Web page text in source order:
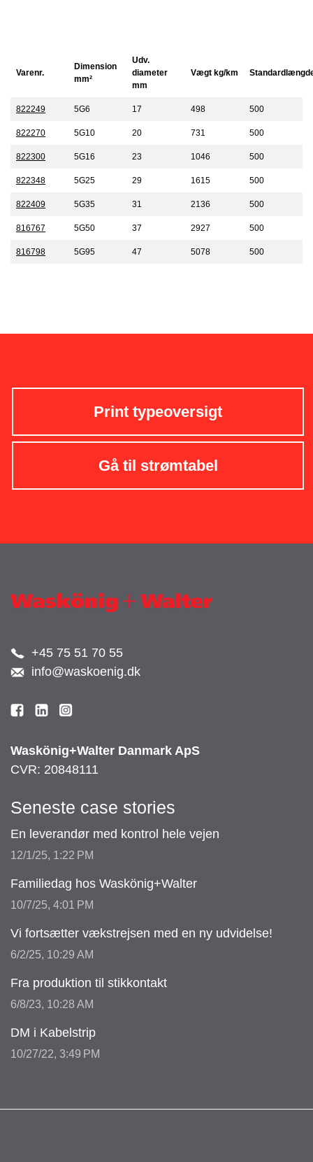
Varenr.
Dimension
mm²
Udv.
diameter
mm
Vægt kg/km
822249 5G6 17 498 500
822270 5G10 20 731 500
822300 5G16 23 1046 500
822348 5G25 29 1615 500
822409 5G35 31 2136 500
816767 5G50 37 2927 500
816798 5G95 47 5078 500
Print typeoversigt
Gå til strømtabel
+45 75 51 70 55
info@waskoenig.dk
Waskönig+Walter Danmark ApS
CVR: 20848111
Seneste case stories
En leverandør med kontrol hele vejen
12/1/25, 1:22 PM
Familiedag hos Waskönig+Walter
10/7/25, 4:01 PM
Vi fortsætter vækstrejsen med en ny udvidelse!
6/2/25, 10:29 AM
Fra produktion til stikkontakt
6/8/23, 10:28 AM
DM i Kabelstrip
10/27/22, 3:49 PM